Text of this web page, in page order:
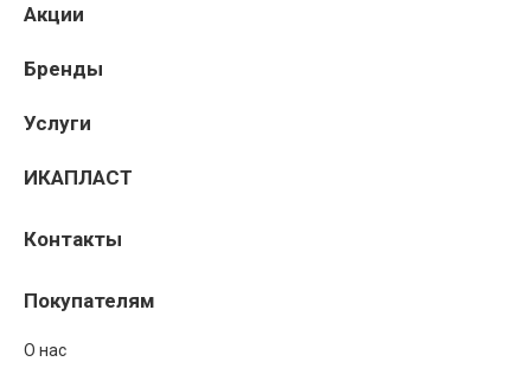
Акции
Бренды
Услуги
ИКАПЛАСТ
Контакты
Покупателям
О нас